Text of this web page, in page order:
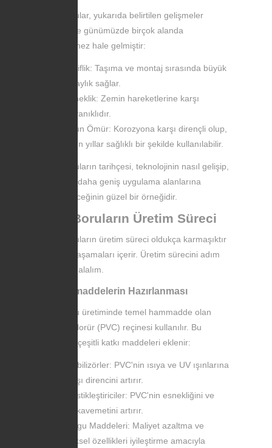
PVC borular, yukarıda belirtilen gelişmeler
sayesinde günümüzde birçok alanda
vazgeçilmez hale gelmiştir:
Hafiflik: Taşıma ve montaj sırasında büyük
kolaylık sağlar.
Esneklik: Zemin hareketlerine karşı
dayanıklıdır.
Uzun Ömür: Korozyona karşı dirençli olup,
uzun yıllar sağlıklı bir şekilde kullanılabilir.
PVC boruların tarihçesi, teknolojinin nasıl gelişip,
zamanla daha geniş uygulama alanlarına
ulaşabileceğinin güzel bir örneğidir.
PVC Boruların Üretim Süreci
PVC boruların üretim süreci oldukça karmaşıktır
ve belirli aşamaları içerir. Üretim sürecini adım
adım ele alalım.
1. Hammaddelerin Hazırlanması
PVC boru üretiminde temel hammadde olan
polivinil klorür (PVC) reçinesi kullanılır. Bu
reçineye çeşitli katkı maddeleri eklenir:
Stabilizörler: PVC'nin ısıya ve UV ışınlarına
karşı direncini artırır.
Plastikleştiriciler: PVC'nin esnekliğini ve
mukavemetini artırır.
Dolgu Maddeleri: Maliyet azaltma ve
fiziksel özellikleri iyileştirme amacıyla